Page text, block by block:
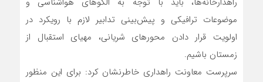
موضوعات ترافیکی و پیش‌بینی تدابیر لازم با رویکرد در
اولویت قرار دادن محورهای شریانی، مهیای استقبال از
زمستان باشیم.
سرپرست معاونت راهداری خاطرنشان کرد: برای این منظور